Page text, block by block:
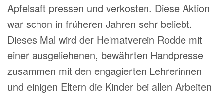
Apfelsaft pressen und verkosten. Diese Aktion
war schon in früheren Jahren sehr beliebt.
Dieses Mal wird der Heimatverein Rodde mit
einer ausgeliehenen, bewährten Handpresse
zusammen mit den engagierten Lehrerinnen
und einigen Eltern die Kinder bei allen Arbeiten